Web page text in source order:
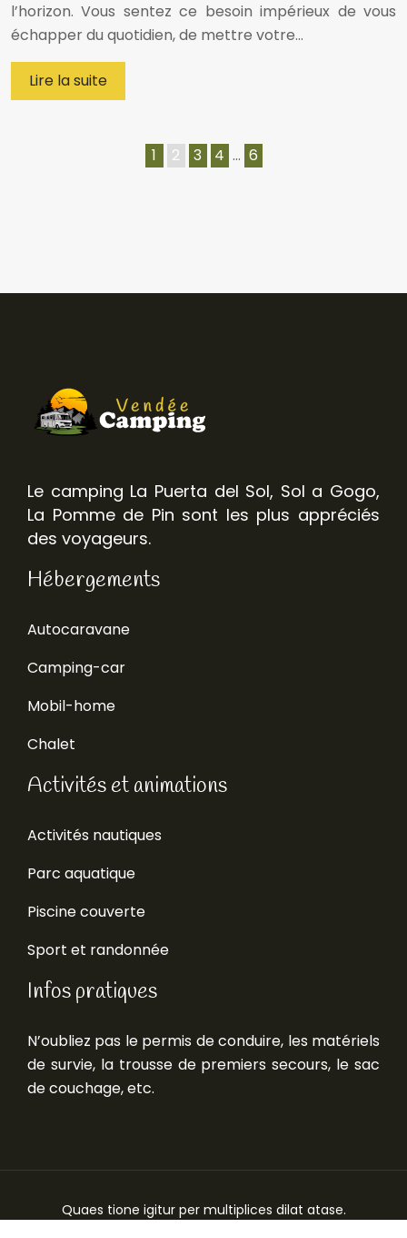
l’horizon. Vous sentez ce besoin impérieux de vous
échapper du quotidien, de mettre votre…
Lire la suite
1 2 3 4 … 6
Le camping La Puerta del Sol, Sol a Gogo,
La Pomme de Pin sont les plus appréciés
des voyageurs.
Hébergements
Autocaravane
Camping-car
Mobil-home
Chalet
Activités et animations
Activités nautiques
Parc aquatique
Piscine couverte
Sport et randonnée
Infos pratiques
N’oubliez pas le permis de conduire, les matériels
de survie, la trousse de premiers secours, le sac
de couchage, etc.
Quaes tione igitur per multiplices dilat atase.